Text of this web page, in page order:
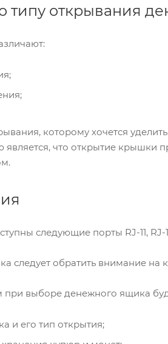
типу открывания
которому хочется
является, что открытие крышки
следующие порты RJ-11, RJ-
следует обратить внимание на
выборе денежного ящика
и его тип открытия;